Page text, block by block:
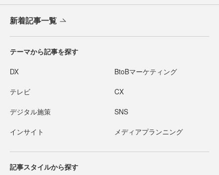
新着記事一覧
テーマから記事を探す
DX BtoBマーケティング
テレビ CX
デジタル施策 SNS
インサイト メディアプランニング
記事スタイルから探す